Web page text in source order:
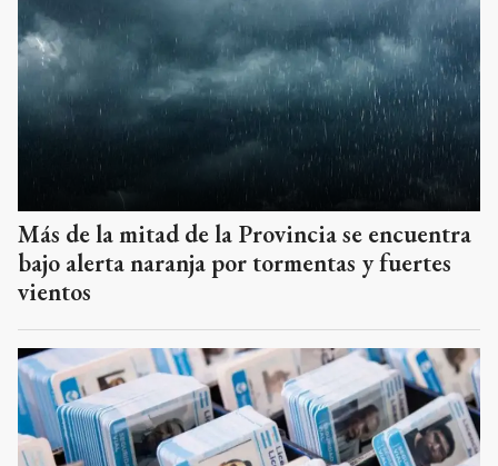
Más de la mitad de la Provincia se encuentra
bajo alerta naranja por tormentas y fuertes
vientos